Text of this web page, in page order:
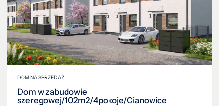
DOM NA SPRZEDAŻ
Dom w zabudowie
szeregowej/102m2/4pokoje/Cianowice